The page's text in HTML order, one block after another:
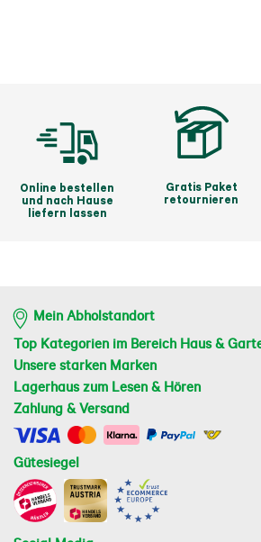
Online bestellen
und nach Hause
liefern lassen
Gratis Paket
retournieren
Mein Abholstandort
Top Kategorien im Bereich Haus &
Unsere starken Marken
Lagerhaus zum Lesen & Hören
Zahlung & Versand
Gütesiegel